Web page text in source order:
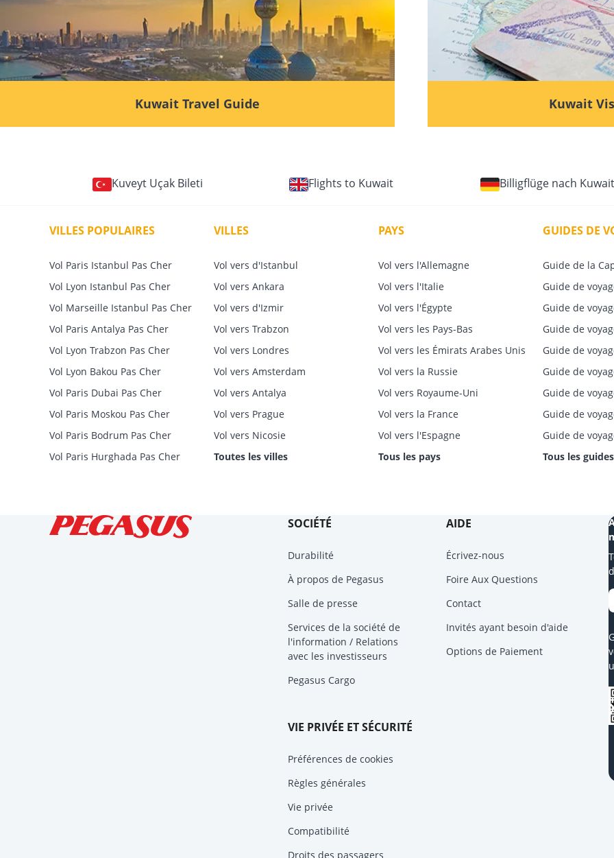
Kuwait Travel Guide Kuwait
Kuveyt Uçak Bileti Flights to Kuwait Billigflüge nach Kuwait
VILLES POPULAIRES
Vol Paris Istanbul Pas Cher
Vol Lyon Istanbul Pas Cher
Vol Marseille Istanbul Pas Cher
Vol Paris Antalya Pas Cher
Vol Lyon Trabzon Pas Cher
Vol Lyon Bakou Pas Cher
Vol Paris Dubai Pas Cher
Vol Paris Moskou Pas Cher
Vol Paris Bodrum Pas Cher
Vol Paris Hurghada Pas Cher
VILLES
Vol vers d'Istanbul
Vol vers Ankara
Vol vers d'Izmir
Vol vers Trabzon
Vol vers Londres
Vol vers Amsterdam
Vol vers Antalya
Vol vers Prague
Vol vers Nicosie
Toutes les villes
PAYS
Vol vers l'Allemagne
Vol vers l'Italie
Vol vers l'Égypte
Vol vers les Pays-Bas
Vol vers les Émirats Arabes Unis
Vol vers la Russie
Vol vers Royaume-Uni
Vol vers la France
Vol vers l'Espagne
Tous les pays
GUIDES DE
Guide de la
Guide de
Guide de
Guide de
Guide de
Guide de
Guide de
Guide de
Guide de
Tous les
SOCIÉTÉ
Durabilité
À propos de Pegasus
Salle de presse
Services de la société de
l'information / Relations
avec les investisseurs
Pegasus Cargo
AIDE
Écrivez-nous
Foire Aux Questions
Contact
Invités ayant besoin d'aide
Options de Paiement
VIE PRIVÉE ET SÉCURITÉ
Préférences de cookies
Règles générales
Vie privée
Compatibilité
Droits des passagers